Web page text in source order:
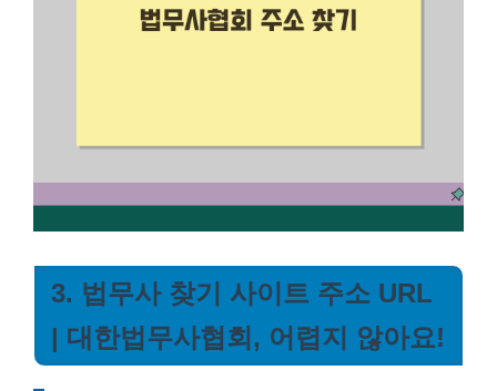
3. 법무사 찾기 사이트 주소 URL
| 대한법무사협회, 어렵지 않아요!